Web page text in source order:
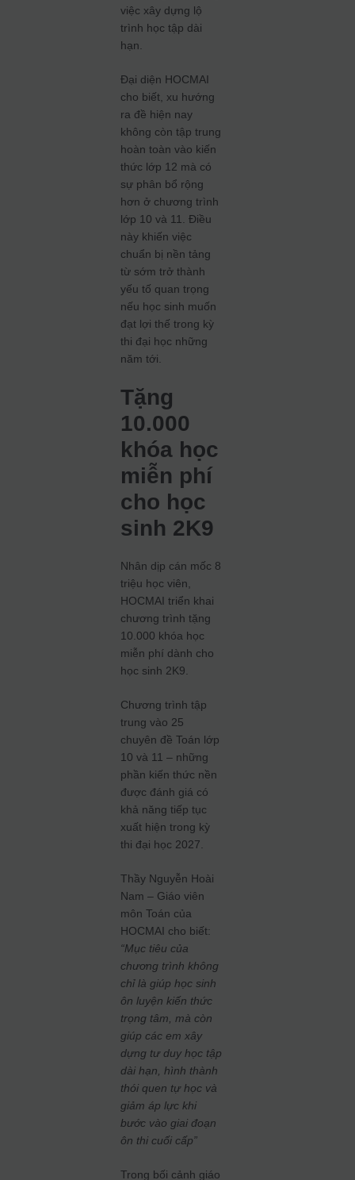
việc xây dựng lộ
trình học tập dài
hạn.
Đại diện HOCMAI
cho biết, xu hướng
ra đề hiện nay
không còn tập trung
hoàn toàn vào kiến
thức lớp 12 mà có
sự phân bổ rộng
hơn ở chương trình
lớp 10 và 11. Điều
này khiến việc
chuẩn bị nền tảng
từ sớm trở thành
yếu tố quan trọng
nếu học sinh muốn
đạt lợi thế trong kỳ
thi đại học những
năm tới.
Tặng
10.000
khóa học
miễn phí
cho học
sinh 2K9
Nhân dịp cán mốc 8
triệu học viên,
HOCMAI triển khai
chương trình tặng
10.000 khóa học
miễn phí dành cho
học sinh 2K9.
Chương trình tập
trung vào 25
chuyên đề Toán lớp
10 và 11 – những
phần kiến thức nền
được đánh giá có
khả năng tiếp tục
xuất hiện trong kỳ
thi đại học 2027.
Thầy Nguyễn Hoài
Nam – Giáo viên
môn Toán của
HOCMAI cho biết:
“Mục tiêu của
chương trình không
chỉ là giúp học sinh
ôn luyện kiến thức
trọng tâm, mà còn
giúp các em xây
dựng tư duy học tập
dài hạn, hình thành
thói quen tự học và
giảm áp lực khi
bước vào giai đoạn
ôn thi cuối cấp”
Trong bối cảnh giáo